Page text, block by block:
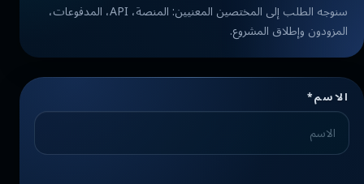
سنوجه الطلب إلى المختصين المعنيين: المنصة، API، المدفوعات،
المزودون وإطلاق المشروع.
الاسم*